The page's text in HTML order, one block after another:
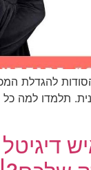
להגדלת
תלמדו למה כל